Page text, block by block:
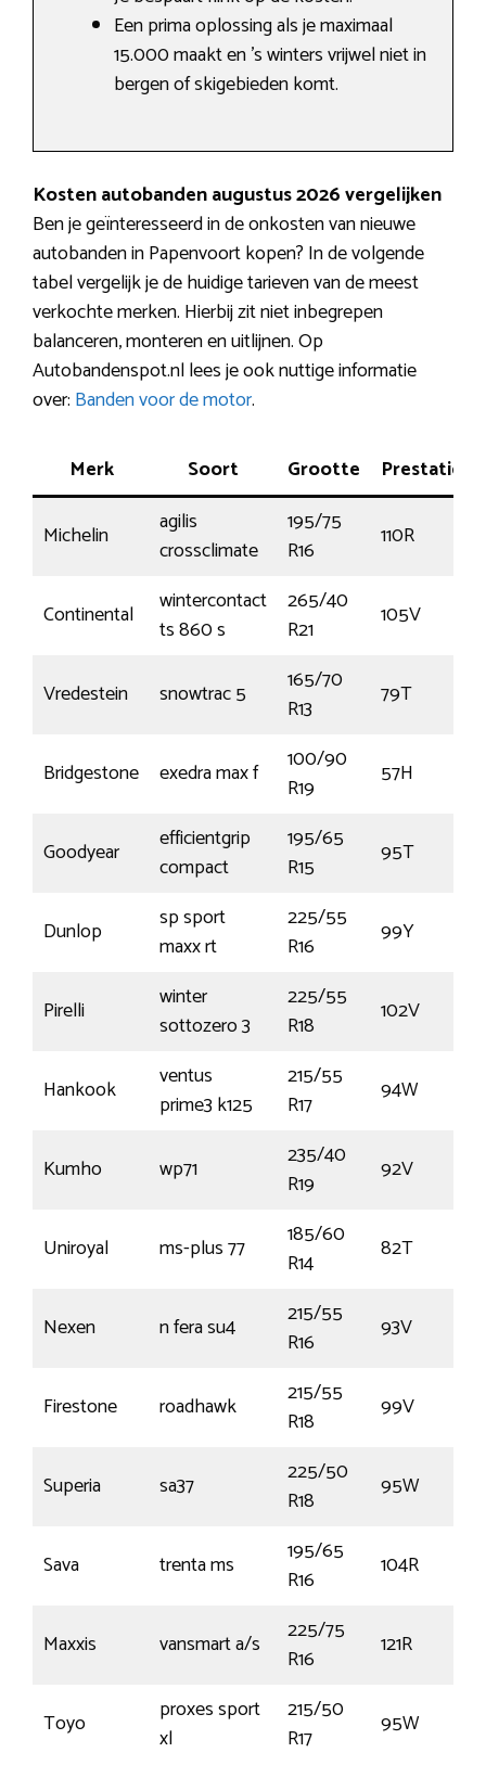
Een prima oplossing als je maximaal
15.000 maakt en ’s winters vrijwel niet in
bergen of skigebieden komt.
Kosten autobanden augustus 2026 vergelijken
Ben je geïnteresseerd in de onkosten van nieuwe
autobanden in Papenvoort kopen? In de volgende
tabel vergelijk je de huidige tarieven van de meest
verkochte merken. Hierbij zit niet inbegrepen
balanceren, monteren en uitlijnen. Op
Autobandenspot.nl lees je ook nuttige informatie
over: Banden voor de motor.
Merk Soort Grootte Prestatie
Michelin
agilis
crossclimate
195/75
R16
110R
Continental
wintercontact
ts 860 s
265/40
R21
105V
Vredestein snowtrac 5
165/70
R13
79T
Bridgestone exedra max f
100/90
R19
57H
Goodyear
efficientgrip
compact
195/65
R15
95T
Dunlop
sp sport
maxx rt
225/55
R16
99Y
Pirelli
winter
sottozero 3
225/55
R18
102V
Hankook
ventus
prime3 k125
215/55
R17
94W
Kumho wp71
235/40
R19
92V
Uniroyal ms-plus 77
185/60
R14
82T
Nexen n fera su4
215/55
R16
93V
Firestone roadhawk
215/55
R18
99V
Superia sa37
225/50
R18
95W
Sava trenta ms
195/65
R16
104R
Maxxis vansmart a/s
225/75
R16
121R
Toyo
proxes sport
xl
215/50
R17
95W